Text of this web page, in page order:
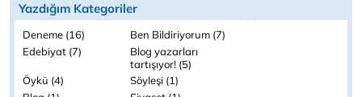
Yazdığım Kategoriler
Deneme (16)
Ben Bildiriyorum (7)
Edebiyat (7)
Blog yazarları
tartışıyor! (5)
Öykü (4)
Söyleşi (1)